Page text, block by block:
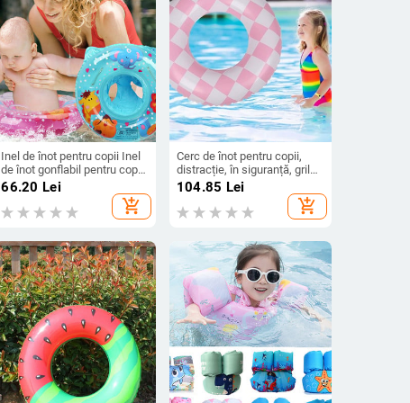
Inel de înot pentru copii Inel
de înot gonflabil pentru copii
plutitor 1-4 ani Scaun de
jucărie din desene animate
pentru copii Model aleatoriu
66.20 Lei
add_shopping_cart
Cerc de înot pentru copii,
distracție, în siguranță, grilă
ușoară de șah, inel de înot
pentru copii mici, accesorii
pentru exterior
104.85 Lei
add_shopping_cart